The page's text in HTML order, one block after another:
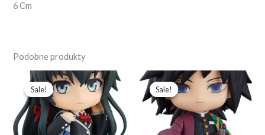
6 Cm
Podobne produkty
Sale!
Sale!
Pierwotna
cena
wynosiła:
321,99 zł.
Aktualna
cena
wynosi:
229,99 zł.
Sale!
Sale!
Pierwotna
cena
wynosiła:
246,39 zł.
Aktualna
cena
wynosi:
175,99 zł.